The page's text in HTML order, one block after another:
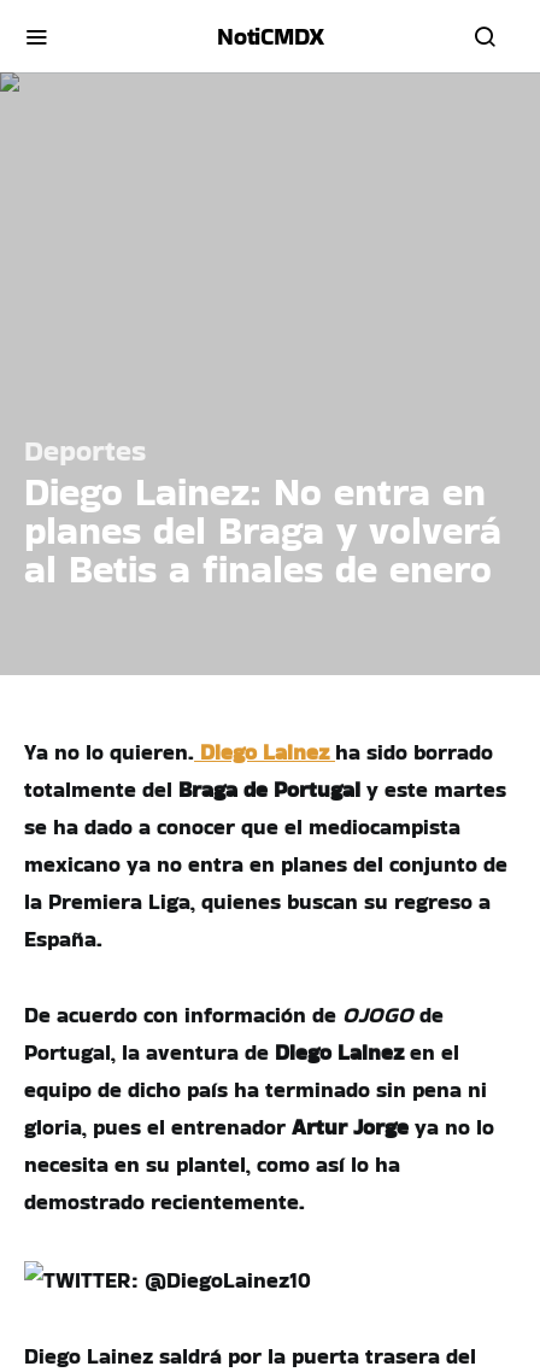
NotiCMDX
Deportes
Diego Lainez: No entra en
planes del Braga y volverá
al Betis a finales de enero
Ya no lo quieren. Diego Lainez ha sido borrado
totalmente del Braga de Portugal y este martes
se ha dado a conocer que el mediocampista
mexicano ya no entra en planes del conjunto de
la Premiera Liga, quienes buscan su regreso a
España.
De acuerdo con información de OJOGOde
Portugal, la aventura de Diego Lainezen el
equipo de dicho país ha terminado sin pena ni
gloria, pues el entrenador Artur Jorge ya no lo
necesita en su plantel, como así lo ha
demostrado recientemente.
Diego Lainez saldrá por la puerta trasera del